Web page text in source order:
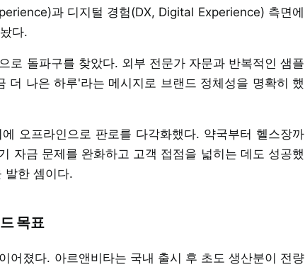
과 디지털 경험(DX, Digital Experience) 측면에
다.
로 돌파구를 찾았다. 외부 전문가 자문과 반복적인 샘플
더 나은 하루'라는 메시지로 브랜드 정체성을 명확히 했
오프라인으로 판로를 다각화했다. 약국부터 헬스장까
자금 문제를 완화하고 고객 접점을 넓히는 데도 성공했
발한 셈이다.
목표
어졌다. 아르앤비타는 국내 출시 후 초도 생산분이 전량